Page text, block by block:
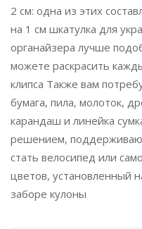
2 см: одна из этих
на 1 см шкатулка для
органайзера лучше
можете раскрасить
клипса Также вам
бумага, пила, молоток,
карандаш и линейка
решением,
стать велосипед или
цветов, установленный
заборе кулоны